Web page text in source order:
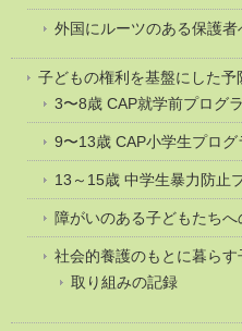
外国にルーツのある保護
子どもの権利を基盤にした予
3〜8歳 CAP就学前プログ
9〜13歳 CAP小学生プログ
13～15歳 中学生暴力防止
障がいのある子どもたちへ
社会的養護のもとに暮ら
取り組みの記録